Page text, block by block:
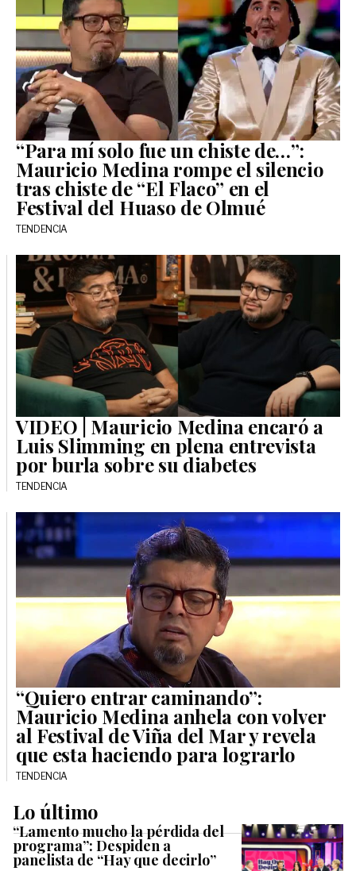
“Para mí solo fue un chiste de…”:
Mauricio Medina rompe el silencio
tras chiste de “El Flaco” en el
Festival del Huaso de Olmué
TENDENCIA
VIDEO | Mauricio Medina encaró a
Luis Slimming en plena entrevista
por burla sobre su diabetes
TENDENCIA
“Quiero entrar caminando”:
Mauricio Medina anhela con volver
al Festival de Viña del Mar y revela
que esta haciendo para lograrlo
TENDENCIA
Lo último
“Lamento mucho la pérdida del
programa”: Despiden a
panelista de “Hay que decirlo”